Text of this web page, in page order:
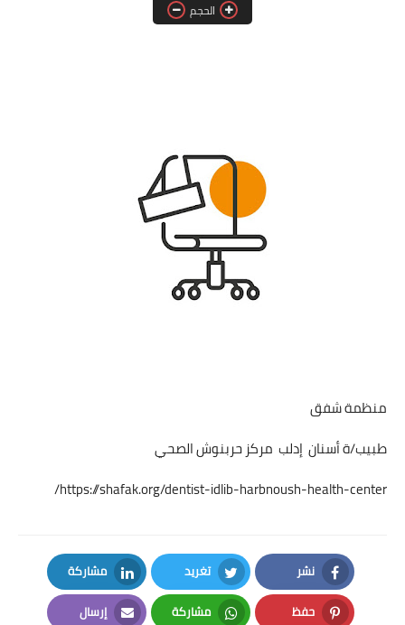
فرص عمل في العراقالحجم
منظمة شفق
طبيب/ة أسنان إدلب مركز حربنوش الصحي
https://shafak.org/dentist-idlib-harbnoush-health-center/
نشر
Facebook
تغريد
Twitter
مشاركة
LinkedIn
حفظ مشاركة إرسال